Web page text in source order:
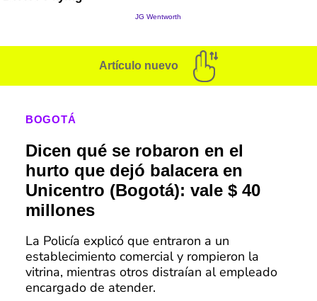
Artículo nuevo
BOGOTÁ
Dicen qué se robaron en el
hurto que dejó balacera en
Unicentro (Bogotá): vale $ 40
millones
La Policía explicó que entraron a un
establecimiento comercial y rompieron la
vitrina, mientras otros distraían al empleado
encargado de atender.